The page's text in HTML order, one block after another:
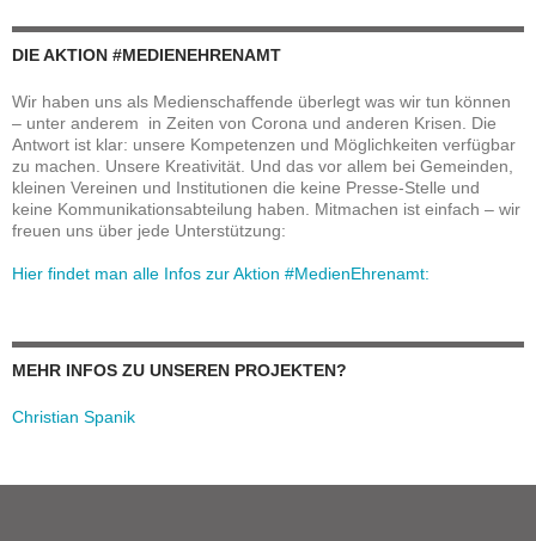
DIE AKTION #MEDIENEHRENAMT
Wir haben uns als Medienschaffende überlegt was wir tun können
– unter anderem in Zeiten von Corona und anderen Krisen. Die
Antwort ist klar: unsere Kompetenzen und Möglichkeiten verfügbar
zu machen. Unsere Kreativität. Und das vor allem bei Gemeinden,
kleinen Vereinen und Institutionen die keine Presse-Stelle und
keine Kommunikationsabteilung haben. Mitmachen ist einfach – wir
freuen uns über jede Unterstützung:
Hier findet man alle Infos zur Aktion #MedienEhrenamt:
MEHR INFOS ZU UNSEREN PROJEKTEN?
Christian Spanik